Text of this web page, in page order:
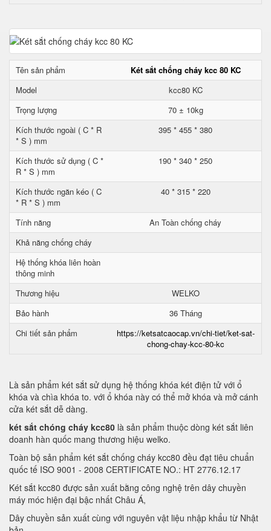
Tên sản phẩm
Két sắt chống cháy kcc 80 KC
Model
kcc80 KC
Trọng lượng
70 ± 10kg
Kích thước ngoài ( C * R
* S ) mm
395 * 455 * 380
Kích thước sử dụng ( C *
R * S ) mm
190 * 340 * 250
Kích thước ngăn kéo ( C
* R * S ) mm
40 * 315 * 220
Tính năng
An Toàn chống cháy
Khả năng chống cháy
Hệ thống khóa liên hoàn
thông minh
Thương hiệu
WELKO
Bảo hành
36 Tháng
Chi tiết sản phẩm
https://ketsatcaocap.vn/chi-tiet/ket-sat-
chong-chay-kcc-80-kc
Là sản phẩm két sắt sử dụng hệ thống khóa két điện tử với ổ
khóa và chìa khóa to. với ổ khóa này có thể mở khóa và mở cánh
cửa két sắt dễ dàng.
két sắt chóng cháy kcc80 là sản phẩm thuộc dòng két sắt liên
doanh hàn quốc mang thương hiệu welko.
Toàn bộ sản phẩm két sắt chống cháy kcc80 đều đạt tiêu chuẩn
quốc tế ISO 9001 - 2008 CERTIFICATE NO.: HT 2776.12.17
Két sắt kcc80 được sản xuất bằng công nghệ trên dây chuyền
máy móc hiện đại bậc nhất Châu Á,
Dây chuyền sản xuất cùng với nguyên vật liệu nhập khẩu từ Nhật